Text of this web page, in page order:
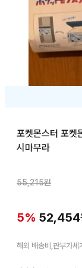
포켓몬스터 포켓
시마무라
55,215원
5% 52,454
해외 배송비,관부가세